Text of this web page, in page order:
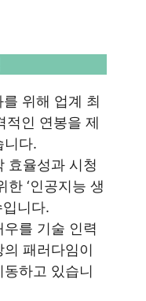
위해 업계 최
적인 연봉을 제
니다.
효율성과 시청
한 ‘인공지능 생
입니다.
를 기술 인력
패러다임이
하고 있습니